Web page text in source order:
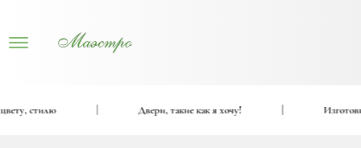
стилю Двери, такие как я хочу!